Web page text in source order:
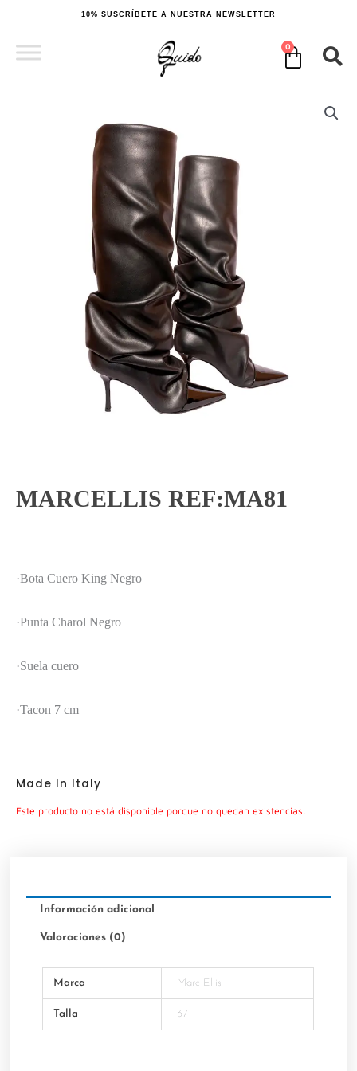
contenido
10% SUSCRÍBETE A NUESTRA NEWSLETTER
0
Cart
MARCELLIS REF:MA81
·Bota Cuero King Negro
·Punta Charol Negro
·Suela cuero
·Tacon 7 cm
Made In Italy
Este producto no está disponible porque no quedan existencias.
Información adicional
Valoraciones (0)
Marca Marc Ellis
Talla 37